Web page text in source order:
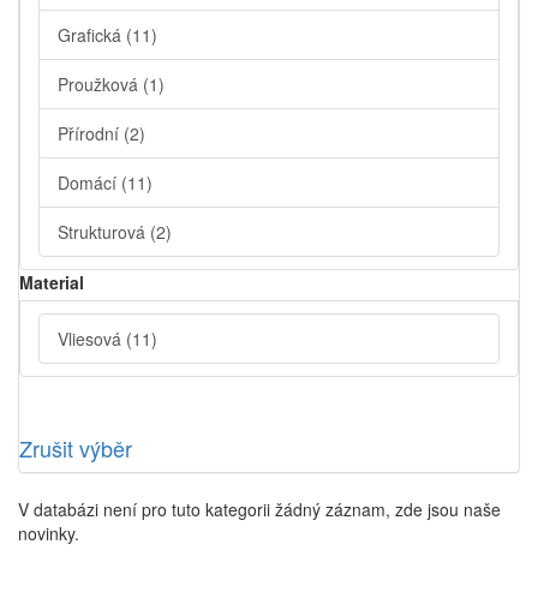
Grafická (11)
Proužková (1)
Přírodní (2)
Domácí (11)
Strukturová (2)
Material
Vliesová (11)
Zrušit výběr
V databázi není pro tuto kategorii žádný záznam, zde jsou naše
novinky.